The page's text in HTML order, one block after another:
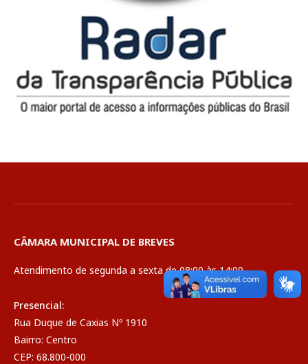
CÂMARA MUNICIPAL DE BREVES
Atendimento de segunda a sexta de 08:00 às 14:00
Presencial:
Rua Duque de Caxias Nº 1910
Bairro: Centro
CEP: 68.800-000